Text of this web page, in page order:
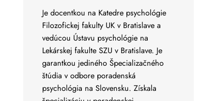
Je docentkou na Katedre psychológie
Filozofickej fakulty UK v Bratislave a
vedúcou Ústavu psychológie na
Lekárskej fakulte SZU v Bratislave. Je
garantkou jediného Špecializačného
štúdia v odbore poradenská
psychológia na Slovensku. Získala